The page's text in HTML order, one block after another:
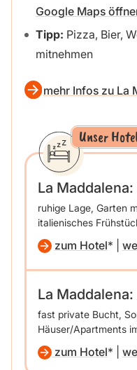
Google Maps
Tipp: Pizza, Bier,
mitnehmen
mehr Infos zu La
Unser
La
ruhige Lage, Garten
italienisches
zum Hotel
La
fast private Bucht,
Häuser/Apartments
zum Hotel